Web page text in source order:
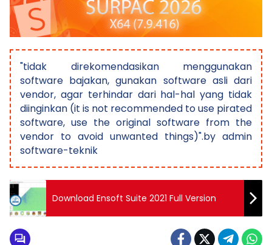
"tidak direkomendasikan menggunakan
software bajakan, gunakan software asli dari
vendor, agar terhindar dari hal-hal yang tidak
diinginkan (it is not recommended to use pirated
software, use the original software from the
vendor to avoid unwanted things)".by admin
software-teknik
Download Ensoft Suite 2021 Full Version